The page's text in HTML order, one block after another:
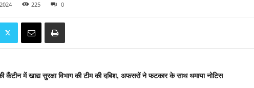
225 0
कैंटीन में खाद्य सुरक्षा विभाग की टीम की दबिश, अफसरों ने फटकार के साथ थमाया नोटिस